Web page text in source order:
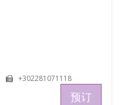
+302281071118
预订